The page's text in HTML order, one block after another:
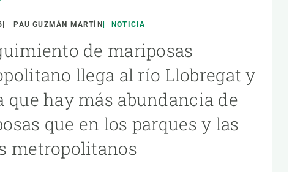
PAU GUZMÁN MARTÍN NOTICIA
de mariposas
llega al río Llobregat y
que hay más abundancia de
que en los parques y las
metropolitanos
tu beca ERC
de másteres y doctorado
o sabático
lugar donde crecer
de carrera
y actividades internas